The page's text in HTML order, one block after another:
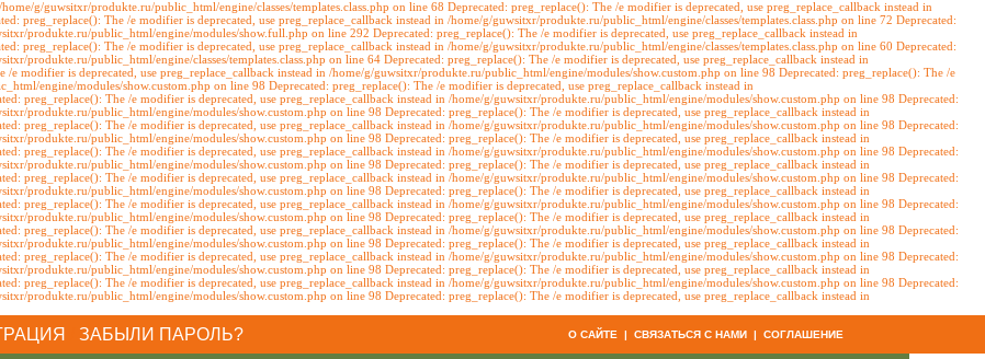
g/guwsitxr/produkte.ru/public_html/engine/classes/templates.class.php on line 68 Deprecated: preg_replace(): The /e modifier is deprecated, use preg_replace_callback instead in
preg_replace(): The /e modifier is deprecated, use preg_replace_callback instead in /home/g/guwsitxr/produkte.ru/public_html/engine/classes/templates.class.php on line 72 Deprecated:
produkte.ru/public_html/engine/modules/show.full.php on line 292 Deprecated: preg_replace(): The /e modifier is deprecated, use preg_replace_callback instead in
preg_replace(): The /e modifier is deprecated, use preg_replace_callback instead in /home/g/guwsitxr/produkte.ru/public_html/engine/classes/templates.class.php on line 60 Deprecated:
produkte.ru/public_html/engine/classes/templates.class.php on line 64 Deprecated: preg_replace(): The /e modifier is deprecated, use preg_replace_callback instead in
modifier is deprecated, use preg_replace_callback instead in /home/g/guwsitxr/produkte.ru/public_html/engine/modules/show.custom.php on line 98 Deprecated: preg_replace(): The /e
engine/modules/show.custom.php on line 98 Deprecated: preg_replace(): The /e modifier is deprecated, use preg_replace_callback instead in
preg_replace(): The /e modifier is deprecated, use preg_replace_callback instead in /home/g/guwsitxr/produkte.ru/public_html/engine/modules/show.custom.php on line 98 Deprecated:
produkte.ru/public_html/engine/modules/show.custom.php on line 98 Deprecated: preg_replace(): The /e modifier is deprecated, use preg_replace_callback instead in
preg_replace(): The /e modifier is deprecated, use preg_replace_callback instead in /home/g/guwsitxr/produkte.ru/public_html/engine/modules/show.custom.php on line 98 Deprecated:
produkte.ru/public_html/engine/modules/show.custom.php on line 98 Deprecated: preg_replace(): The /e modifier is deprecated, use preg_replace_callback instead in
preg_replace(): The /e modifier is deprecated, use preg_replace_callback instead in /home/g/guwsitxr/produkte.ru/public_html/engine/modules/show.custom.php on line 98 Deprecated:
produkte.ru/public_html/engine/modules/show.custom.php on line 98 Deprecated: preg_replace(): The /e modifier is deprecated, use preg_replace_callback instead in
preg_replace(): The /e modifier is deprecated, use preg_replace_callback instead in /home/g/guwsitxr/produkte.ru/public_html/engine/modules/show.custom.php on line 98 Deprecated:
produkte.ru/public_html/engine/modules/show.custom.php on line 98 Deprecated: preg_replace(): The /e modifier is deprecated, use preg_replace_callback instead in
preg_replace(): The /e modifier is deprecated, use preg_replace_callback instead in /home/g/guwsitxr/produkte.ru/public_html/engine/modules/show.custom.php on line 98 Deprecated:
produkte.ru/public_html/engine/modules/show.custom.php on line 98 Deprecated: preg_replace(): The /e modifier is deprecated, use preg_replace_callback instead in
preg_replace(): The /e modifier is deprecated, use preg_replace_callback instead in /home/g/guwsitxr/produkte.ru/public_html/engine/modules/show.custom.php on line 98 Deprecated:
produkte.ru/public_html/engine/modules/show.custom.php on line 98 Deprecated: preg_replace(): The /e modifier is deprecated, use preg_replace_callback instead in
preg_replace(): The /e modifier is deprecated, use preg_replace_callback instead in /home/g/guwsitxr/produkte.ru/public_html/engine/modules/show.custom.php on line 98 Deprecated:
produkte.ru/public_html/engine/modules/show.custom.php on line 98 Deprecated: preg_replace(): The /e modifier is deprecated, use preg_replace_callback instead in
preg_replace(): The /e modifier is deprecated, use preg_replace_callback instead in /home/g/guwsitxr/produkte.ru/public_html/engine/modules/show.custom.php on line 98 Deprecated:
produkte.ru/public_html/engine/modules/show.custom.php on line 98 Deprecated: preg_replace(): The /e modifier is deprecated, use preg_replace_callback instead in
ЗАБЫЛИ ПАРОЛЬ? О САЙТЕ | СВЯЗАТЬСЯ С НАМИ | СОГЛАШЕНИЕ